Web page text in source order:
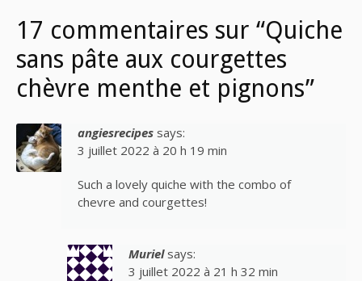
17 commentaires sur “Quiche
sans pâte aux courgettes
chèvre menthe et pignons”
angiesrecipes says:
3 juillet 2022 à 20 h 19 min
Such a lovely quiche with the combo of
chevre and courgettes!
Muriel says:
3 juillet 2022 à 21 h 32 min